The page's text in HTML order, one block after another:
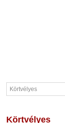
Körtvélyes